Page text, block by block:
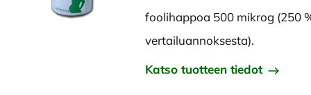
foolihappoa 500 mikrog (250
vertailuannoksesta).
Katso tuotteen tiedot